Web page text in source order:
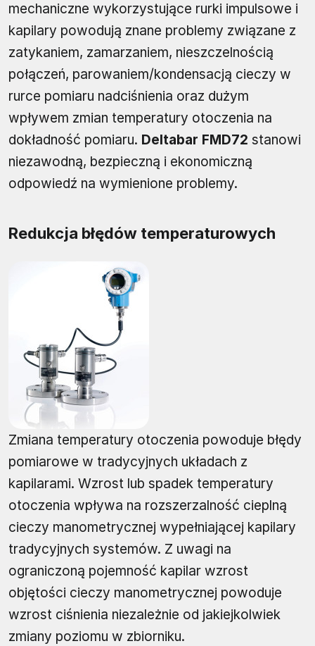
mechaniczne wykorzystujące rurki impulsowe i
kapilary powodują znane problemy związane z
zatykaniem, zamarzaniem, nieszczelnością
połączeń, parowaniem/kondensacją cieczy w
rurce pomiaru nadciśnienia oraz dużym
wpływem zmian temperatury otoczenia na
dokładność pomiaru. Deltabar FMD72 stanowi
niezawodną, bezpieczną i ekonomiczną
odpowiedź na wymienione problemy.
Redukcja błędów temperaturowych
Zmiana temperatury otoczenia powoduje błędy
pomiarowe w tradycyjnych układach z
kapilarami. Wzrost lub spadek temperatury
otoczenia wpływa na rozszerzalność cieplną
cieczy manometrycznej wypełniającej kapilary
tradycyjnych systemów. Z uwagi na
ograniczoną pojemność kapilar wzrost
objętości cieczy manometrycznej powoduje
wzrost ciśnienia niezależnie od jakiejkolwiek
zmiany poziomu w zbiorniku.